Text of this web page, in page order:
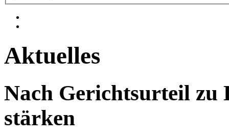
Aktuelles
Nach Gerichtsurteil zu
stärken